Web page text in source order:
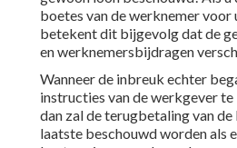
boetes van de werknemer voor
betekent dit bijgevolg dat de
en werknemersbijdragen
Wanneer de inbreuk echter
instructies van de werkgever te
dan zal de terugbetaling van
laatste beschouwd worden als